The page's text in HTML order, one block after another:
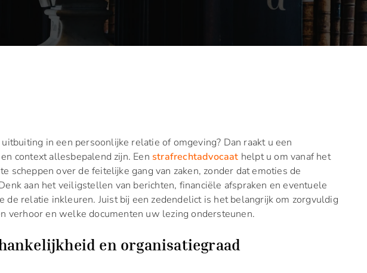
in een persoonlijke relatie of omgeving? Dan raakt u een
context allesbepalend zijn. Een strafrechtadvocaat helpt u om vanaf het
scheppen over de feitelijke gang van zaken, zonder dat emoties de
aan het veiligstellen van berichten, financiële afspraken en eventuele
de relatie inkleuren. Juist bij een zedendelict is het belangrijk om zorgvuldig
verhoor en welke documenten uw lezing ondersteunen.
en organisatiegraad